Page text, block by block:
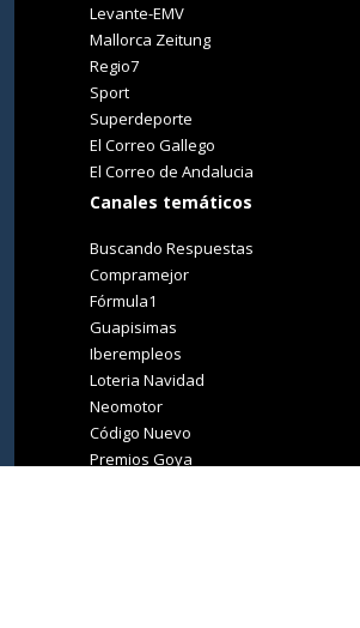
Levante-EMV
Mallorca Zeitung
Regio7
Sport
Superdeporte
El Correo Gallego
El Correo de Andalucia
Canales temáticos
Buscando Respuestas
Compramejor
Fórmula1
Guapisimas
Iberempleos
Loteria Navidad
Neomotor
Código Nuevo
Premios Goya